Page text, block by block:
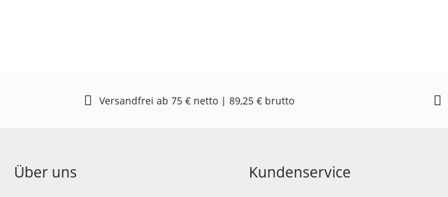
Versandfrei ab 75 € netto | 89,25 € brutto
Über uns Kundenservice